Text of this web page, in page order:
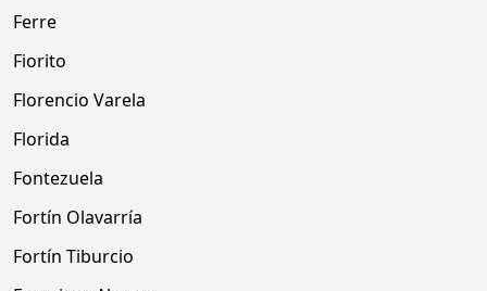
Ferre
Fiorito
Florencio Varela
Florida
Fontezuela
Fortín Olavarría
Fortín Tiburcio